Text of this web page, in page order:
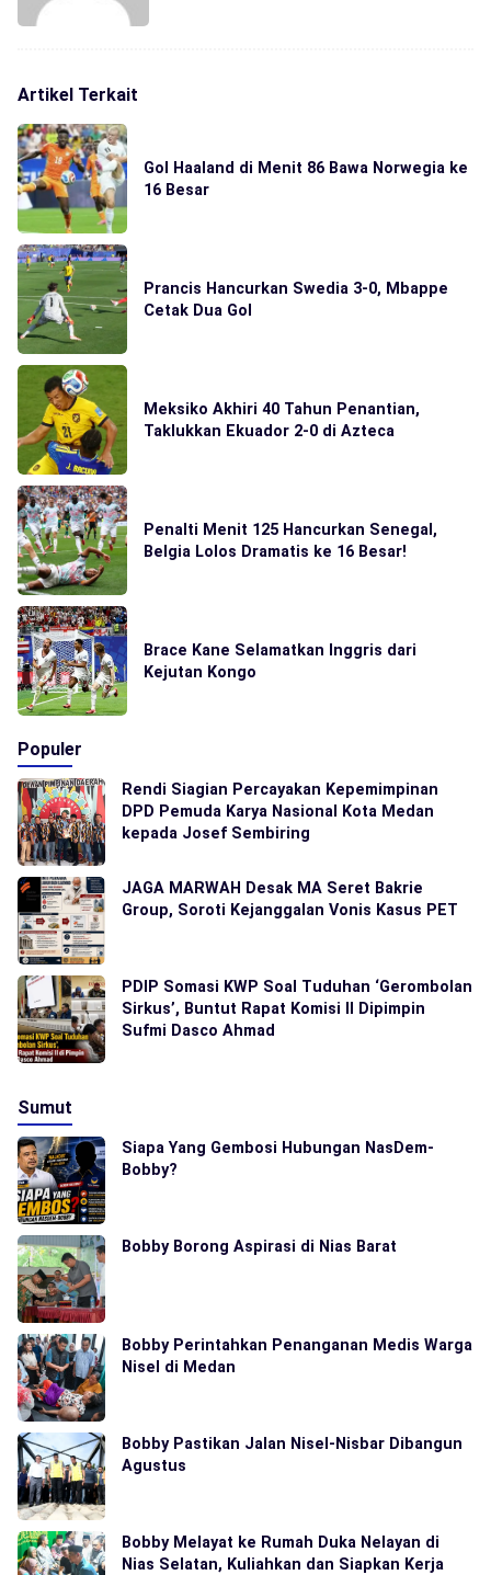
Artikel Terkait
Gol Haaland di Menit 86 Bawa Norwegia ke
16 Besar
Prancis Hancurkan Swedia 3-0, Mbappe
Cetak Dua Gol
Meksiko Akhiri 40 Tahun Penantian,
Taklukkan Ekuador 2-0 di Azteca
Penalti Menit 125 Hancurkan Senegal,
Belgia Lolos Dramatis ke 16 Besar!
Brace Kane Selamatkan Inggris dari
Kejutan Kongo
Populer
Rendi Siagian Percayakan Kepemimpinan
DPD Pemuda Karya Nasional Kota Medan
kepada Josef Sembiring
JAGA MARWAH Desak MA Seret Bakrie
Group, Soroti Kejanggalan Vonis Kasus PET
PDIP Somasi KWP Soal Tuduhan ‘Gerombolan
Sirkus’, Buntut Rapat Komisi II Dipimpin
Sufmi Dasco Ahmad
Sumut
Siapa Yang Gembosi Hubungan NasDem-
Bobby?
Bobby Borong Aspirasi di Nias Barat
Bobby Perintahkan Penanganan Medis Warga
Nisel di Medan
Bobby Pastikan Jalan Nisel-Nisbar Dibangun
Agustus
Bobby Melayat ke Rumah Duka Nelayan di
Nias Selatan, Kuliahkan dan Siapkan Kerja